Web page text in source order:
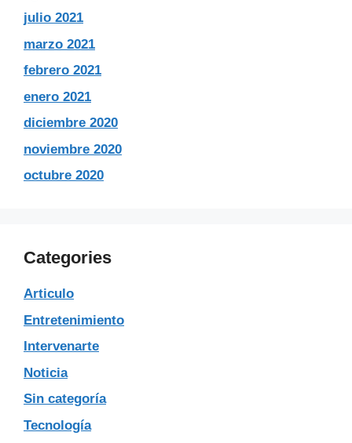
julio 2021
marzo 2021
febrero 2021
enero 2021
diciembre 2020
noviembre 2020
octubre 2020
Categories
Articulo
Entretenimiento
Intervenarte
Noticia
Sin categoría
Tecnología